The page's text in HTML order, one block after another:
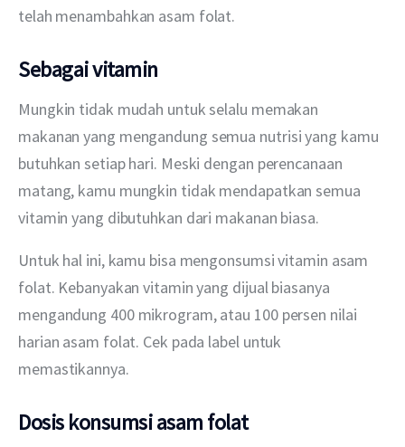
telah menambahkan asam folat.
Sebagai vitamin
Mungkin tidak mudah untuk selalu memakan
makanan yang mengandung semua nutrisi yang kamu
butuhkan setiap hari. Meski dengan perencanaan
matang, kamu mungkin tidak mendapatkan semua
vitamin yang dibutuhkan dari makanan biasa.
Untuk hal ini, kamu bisa mengonsumsi vitamin asam
folat. Kebanyakan vitamin yang dijual biasanya
mengandung 400 mikrogram, atau 100 persen nilai
harian asam folat. Cek pada label untuk
memastikannya.
Dosis konsumsi asam folat